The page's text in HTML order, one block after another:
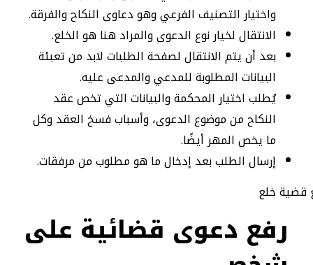
واختيار التصنيف الفرعي وهو دعاوى النكاح والفرقة.
الانتقال لخيار نوع الدعوى والمراد هنا هو الخلع.
بعد أن يتم الانتقال لصفحة الطلبات لابد من تعبئة
البيانات المطلوبة للمدعي والمدعى عليه.
يُطلب اختيار المحكمة والبيانات التي تخص عقد
النكاح من موضوع الدعوى، وأسباب فسخ العقد وكل
ما يخص المهر أيضًا.
إرسال الطلب بعد إدخال ما هو مطلوب من مرفقات.
رفع دعوى قضائية على